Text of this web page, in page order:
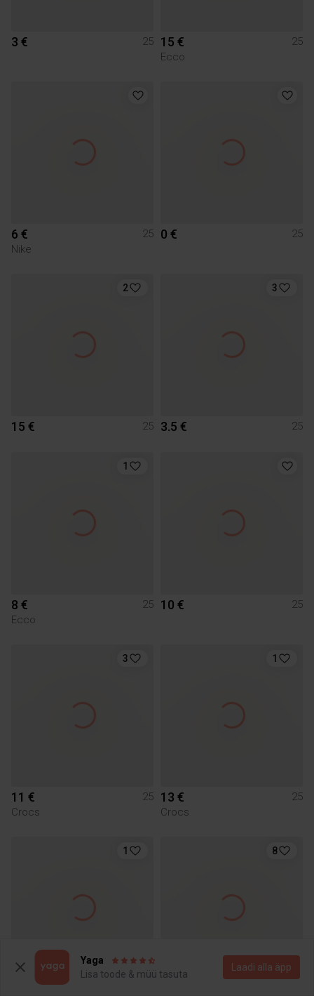
3 € 25 15 €
25
Ecco
6 €
25
Nike
0 € 25
2
15 € 25
3
3.5 € 25
1
8 €
25
Ecco
10 € 25
3
11 €
25
Crocs
1
13 €
25
Crocs
1 8
Yaga
Lisa toode & müü tasuta
Laadi alla äpp